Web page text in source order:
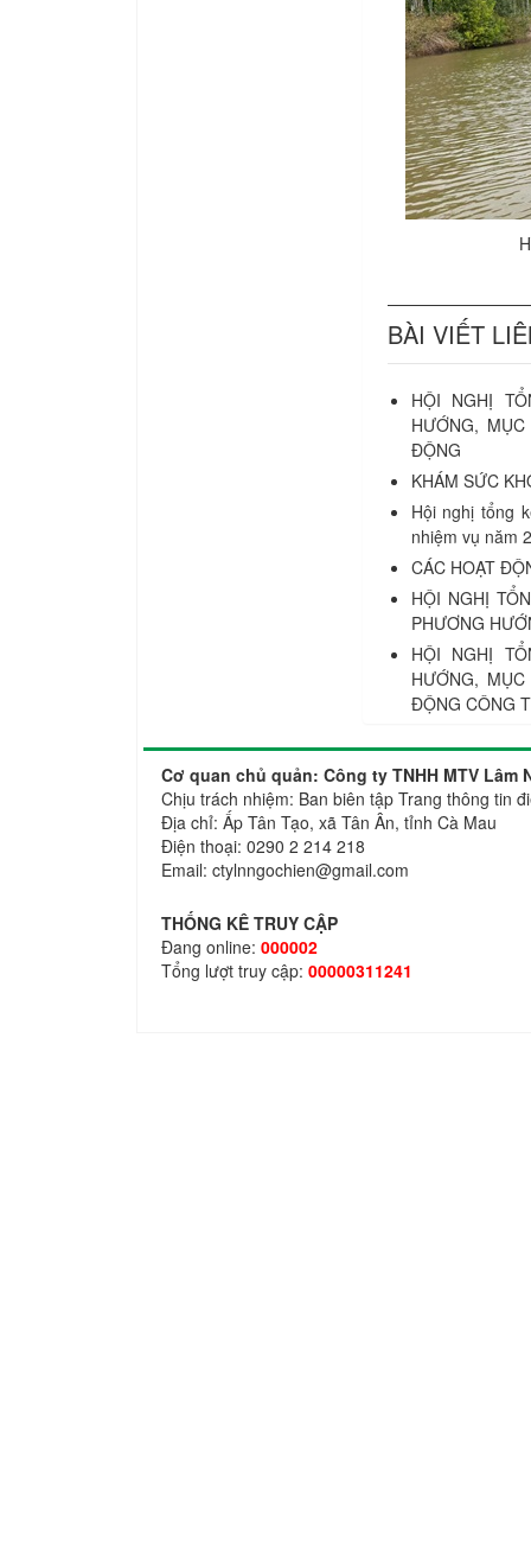
BÀI VIẾT
HỘI NGHỊ
HƯỚNG,
ĐỘNG
KHÁM SỨC
Hội nghị tổng
nhiệm vụ năm
CÁC HOẠT
HỘI NGHỊ
PHƯƠNG
HỘI NGHỊ
HƯỚNG,
ĐỘNG CÔNG
Cơ quan chủ quản: Công ty TNHH MTV Lâm
Chịu trách nhiệm: Ban biên tập Trang thông tin
Địa chỉ: Ấp Tân Tạo, xã Tân Ân, tỉnh Cà Mau
Điện thoại: 0290 2 214 218
Email: ctylnngochien@gmail.com
THỐNG KÊ TRUY CẬP
Đang online: 000002
Tổng lượt truy cập: 00000311241